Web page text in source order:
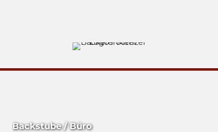
Backstube / Büro